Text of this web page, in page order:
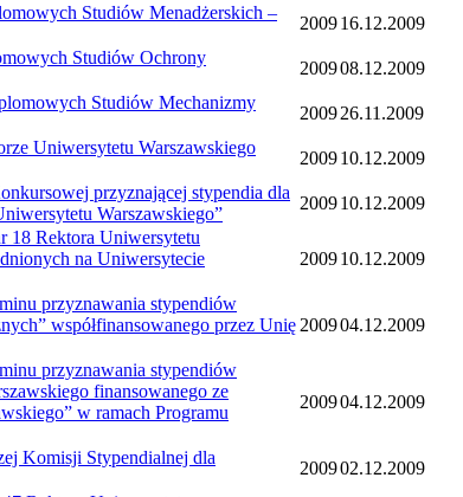
Studiów Menadżerskich –
200916.12.2009
Studiów Ochrony
200908.12.2009
Studiów Mechanizmy
200926.11.2009
Uniwersytetu Warszawskiego
200910.12.2009
przyznającej stypendia dla
Warszawskiego”
200910.12.2009
Rektora Uniwersytetu
na Uniwersytecie
200910.12.2009
przyznawania stypendiów
współfinansowanego przez Unię 200904.12.2009
przyznawania stypendiów
finansowanego ze
w ramach Programu
200904.12.2009
Komisji Stypendialnej dla
200902.12.2009